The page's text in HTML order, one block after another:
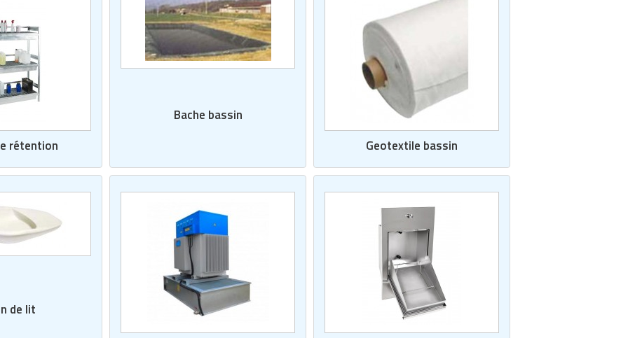
rétention
Bache bassin
Geotextile bassin
de lit